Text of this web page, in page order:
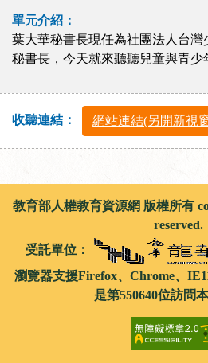
單元介紹：
葉大華秘書長現任為社團法人台灣
秘書長，今天就來聽聽兒童與青少
收聽連結： 網站連結(另開新視
教育部人權教育資源網 版權所有
reserved.
受託單位：
瀏覽器支援Firefox、Chrome、
是第550640位訪問